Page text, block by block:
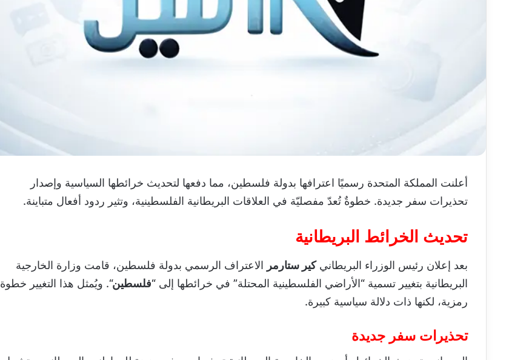
أعلنت المملكة المتحدة رسميًا اعترافها بدولة فلسطين، مما دفعها لتحديث خرائطها السياسية وإصدار
تحذيرات سفر جديدة. خطوةٌ تُعدّ مفصليّة في العلاقات البريطانية الفلسطينية، وتثير ردود أفعال متباينة.
تحديث الخرائط البريطانية
بعد إعلان رئيس الوزراء البريطانيكير ستارمر الاعتراف الرسمي بدولة فلسطين، قامت وزارة الخارجية
البريطانية بتغيير تسمية “الأراضي الفلسطينية المحتلة” في خرائطها إلى “فلسطين“. ويُمثل هذا التغيير خطوة
رمزية، لكنها ذات دلالة سياسية كبيرة.
تحذيرات سفر جديدة